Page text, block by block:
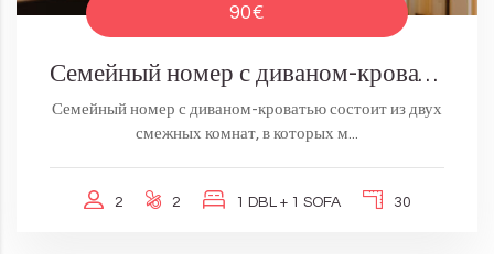
90€
Семейный номер с диваном-кроватью
Семейный номер с диваном-кроватью состоит из двух
смежных комнат, в которых м...
2 2 1 DBL + 1 SOFA 30